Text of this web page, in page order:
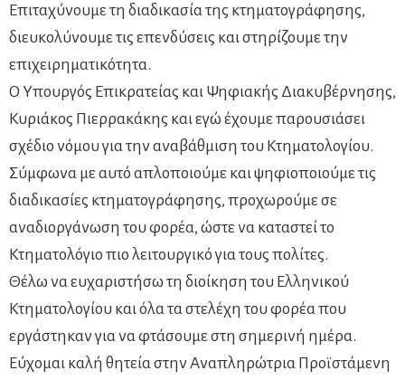
Επιταχύνουμε τη διαδικασία της κτηματογράφησης,
διευκολύνουμε τις επενδύσεις και στηρίζουμε την
επιχειρηματικότητα.
Ο Υπουργός Επικρατείας και Ψηφιακής Διακυβέρνησης,
Κυριάκος Πιερρακάκης και εγώ έχουμε παρουσιάσει
σχέδιο νόμου για την αναβάθμιση του Κτηματολογίου.
Σύμφωνα με αυτό απλοποιούμε και ψηφιοποιούμε τις
διαδικασίες κτηματογράφησης, προχωρούμε σε
αναδιοργάνωση του φορέα, ώστε να καταστεί το
Κτηματολόγιο πιο λειτουργικό για τους πολίτες.
Θέλω να ευχαριστήσω τη διοίκηση του Ελληνικού
Κτηματολογίου και όλα τα στελέχη του φορέα που
εργάστηκαν για να φτάσουμε στη σημερινή ημέρα.
Εύχομαι καλή θητεία στην Αναπληρώτρια Προϊστάμενη